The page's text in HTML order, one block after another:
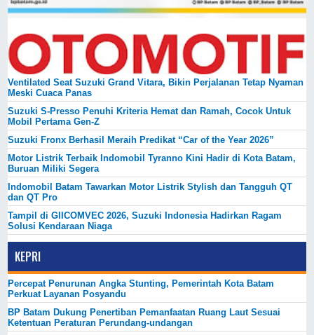
Ventilated Seat Suzuki Grand Vitara, Bikin Perjalanan Tetap Nyaman
Meski Cuaca Panas
Suzuki S-Presso Penuhi Kriteria Hemat dan Ramah, Cocok Untuk
Mobil Pertama Gen-Z
Suzuki Fronx Berhasil Meraih Predikat “Car of the Year 2026”
Motor Listrik Terbaik Indomobil Tyranno Kini Hadir di Kota Batam,
Buruan Miliki Segera
Indomobil Batam Tawarkan Motor Listrik Stylish dan Tangguh QT
dan QT Pro
Tampil di GIICOMVEC 2026, Suzuki Indonesia Hadirkan Ragam
Solusi Kendaraan Niaga
KEPRI
Percepat Penurunan Angka Stunting, Pemerintah Kota Batam
Perkuat Layanan Posyandu
BP Batam Dukung Penertiban Pemanfaatan Ruang Laut Sesuai
Ketentuan Peraturan Perundang-undangan